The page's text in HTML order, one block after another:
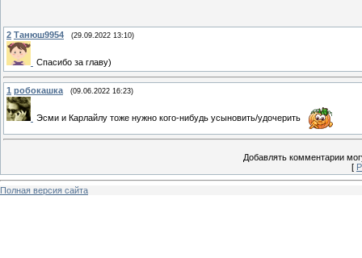
2 Танюш9954 (29.09.2022 13:10)
Спасибо за главу)
1 робокашка (09.06.2022 16:23)
Эсми и Карлайлу тоже нужно кого-нибудь усыновить/удочерить
Добавлять комментарии
[
Полная версия сайта